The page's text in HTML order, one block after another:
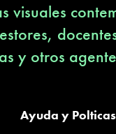
de significado que se
política, el enigma
Institute (Los
visuales
y otros
Ayuda y